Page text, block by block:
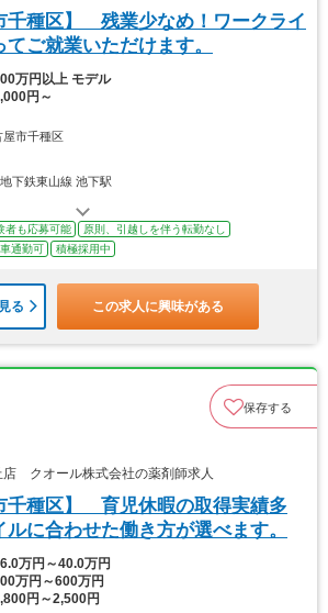
千種区】 残業少なめ！ワークライ
ご就業いただけます。
万円以上 モデル
円～
市千種区
下鉄東山線 池下駅
者も応募可能
原則、引越しを伴う転勤なし
車通勤可 積極採用中
る この求人に興味がある
保存する
クオール株式会社の薬剤師求人
千種区】 育児休暇の取得実績多
に合わせた働き方が選べます。
万円～40.0万円
万円～600万円
円～2,500円